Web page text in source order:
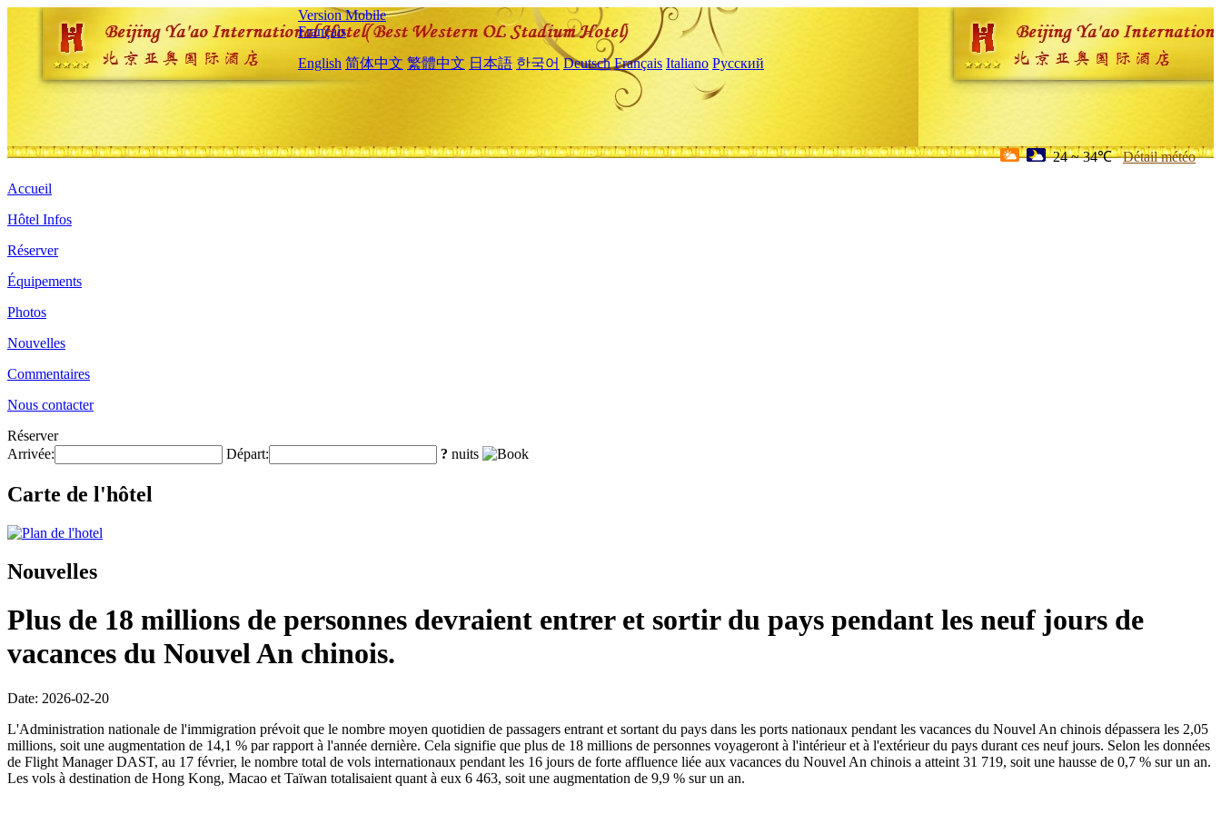
Version Mobile
Français
English 简体中文 繁體中文 日本語 한국어 Deutsch Français Italiano Русский
24 ~ 34℃ Détail météo
Accueil
Hôtel Infos
Réserver
Équipements
Photos
Nouvelles
Commentaires
Nous contacter
Réserver
Arrivée:
Départ: ? nuits
Carte de l'hôtel
Nouvelles
Plus de 18 millions de personnes devraient entrer et sortir du pays pendant les neuf jours de
vacances du Nouvel An chinois.
Date: 2026-02-20
L'Administration nationale de l'immigration prévoit que le nombre moyen quotidien de passagers entrant et sortant du pays dans les ports nationaux pendant les vacances du Nouvel An chinois dépassera les 2,05
millions, soit une augmentation de 14,1 % par rapport à l'année dernière. Cela signifie que plus de 18 millions de personnes voyageront à l'intérieur et à l'extérieur du pays durant ces neuf jours. Selon les données
de Flight Manager DAST, au 17 février, le nombre total de vols internationaux pendant les 16 jours de forte affluence liée aux vacances du Nouvel An chinois a atteint 31 719, soit une hausse de 0,7 % sur un an.
Les vols à destination de Hong Kong, Macao et Taïwan totalisaient quant à eux 6 463, soit une augmentation de 9,9 % sur un an.